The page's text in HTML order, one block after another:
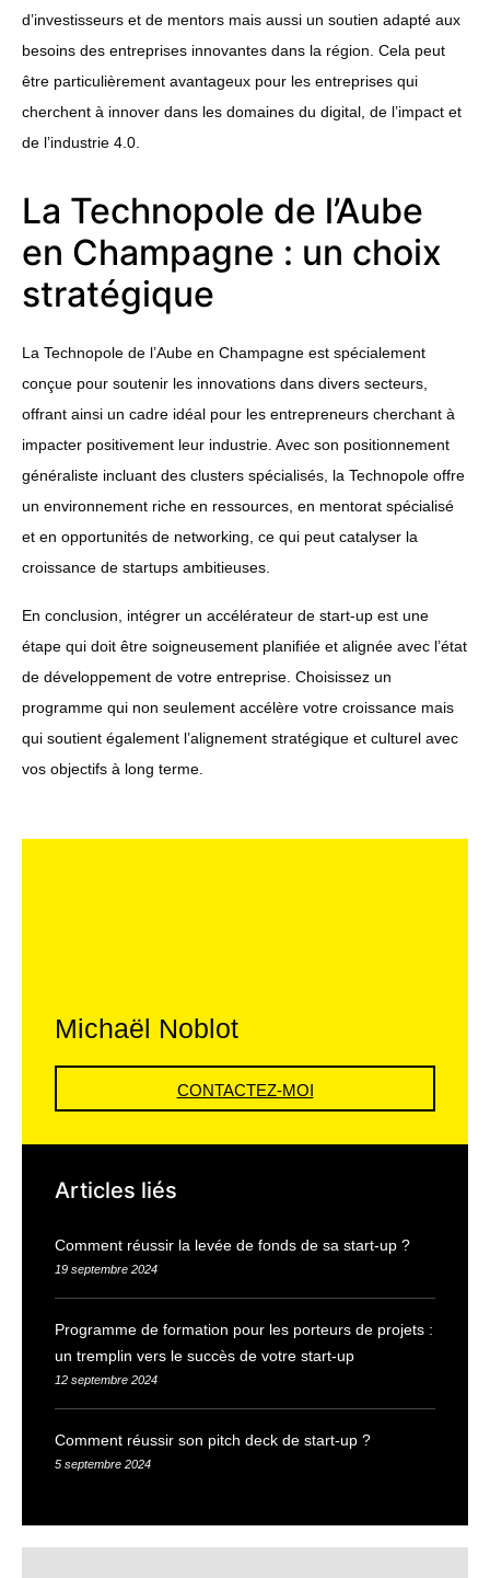
Articles liés
Comment réussir la levée de fonds de sa start-up ?
19 septembre 2024
Programme de formation pour les porteurs de projets :
un tremplin vers le succès de votre start-up
12 septembre 2024
Comment réussir son pitch deck de start-up ?
5 septembre 2024
d’investisseurs et de mentors mais aussi un soutien adapté aux
besoins des entreprises innovantes dans la région. Cela peut
être particulièrement avantageux pour les entreprises qui
cherchent à innover dans les domaines du digital, de l’impact et
de l’industrie 4.0.
La Technopole de l’Aube
en Champagne : un choix
stratégique
La Technopole de l’Aube en Champagne est spécialement
conçue pour soutenir les innovations dans divers secteurs,
offrant ainsi un cadre idéal pour les entrepreneurs cherchant à
impacter positivement leur industrie. Avec son positionnement
généraliste incluant des clusters spécialisés, la Technopole offre
un environnement riche en ressources, en mentorat spécialisé
et en opportunités de networking, ce qui peut catalyser la
croissance de startups ambitieuses.
En conclusion, intégrer un accélérateur de start-up est une
étape qui doit être soigneusement planifiée et alignée avec l’état
de développement de votre entreprise. Choisissez un
programme qui non seulement accélère votre croissance mais
qui soutient également l’alignement stratégique et culturel avec
vos objectifs à long terme.
Michaël Noblot
CONTACTEZ-MOI